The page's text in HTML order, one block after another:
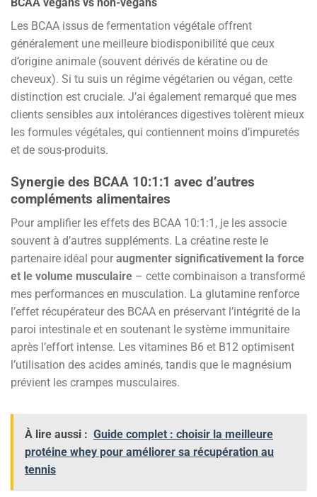
Les BCAA issus de fermentation végétale offrent
généralement une meilleure biodisponibilité que ceux
d’origine animale (souvent dérivés de kératine ou de
cheveux). Si tu suis un régime végétarien ou végan, cette
distinction est cruciale. J’ai également remarqué que mes
clients sensibles aux intolérances digestives tolèrent mieux
les formules végétales, qui contiennent moins d’impuretés
et de sous-produits.
Synergie des BCAA 10:1:1 avec d’autres
compléments alimentaires
Pour amplifier les effets des BCAA 10:1:1, je les associe
souvent à d’autres suppléments. La créatine reste le
partenaire idéal pour augmenter significativement la force
et le volume musculaire – cette combinaison a transformé
mes performances en musculation. La glutamine renforce
l’effet récupérateur des BCAA en préservant l’intégrité de la
paroi intestinale et en soutenant le système immunitaire
après l’effort intense. Les vitamines B6 et B12 optimisent
l’utilisation des acides aminés, tandis que le magnésium
prévient les crampes musculaires.
À lire aussi : Guide complet : choisir la meilleure
protéine whey pour améliorer sa récupération au
tennis